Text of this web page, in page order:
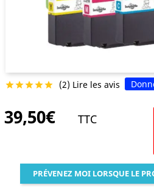
 (2) Lire les avis
39,50€ TTC
PRÉVENEZ MOI LORSQUE LE